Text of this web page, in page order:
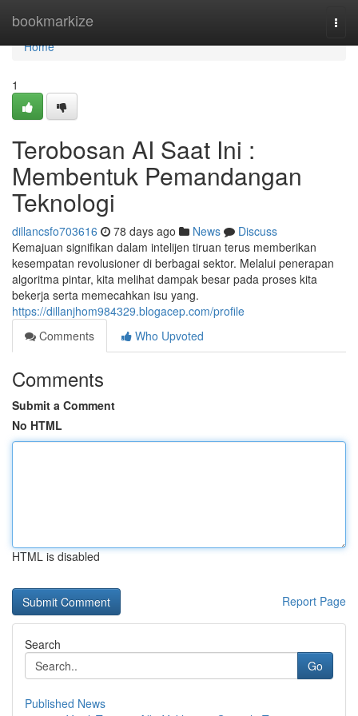
bookmarkize
Home
Home
1
Terobosan AI Saat Ini :
Membentuk Pemandangan
Teknologi
dillancsfo703616 78 days ago News
Discuss
Kemajuan signifikan dalam intelijen tiruan terus memberikan
kesempatan revolusioner di berbagai sektor. Melalui penerapan
algoritma pintar, kita melihat dampak besar pada proses kita
bekerja serta memecahkan isu yang.
https://dillanjhom984329.blogacep.com/profile
Comments
Who Upvoted
Comments
Submit a Comment
No HTML
HTML is disabled
Report Page
Search
Go
Published News